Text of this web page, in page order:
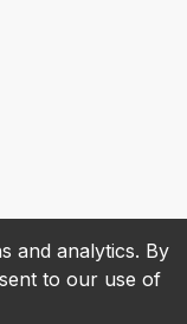
and analytics. By
to our use of